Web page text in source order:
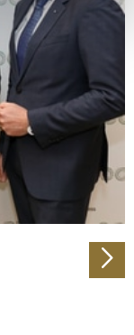
identifizieren
Daten
im
zu
anbieten
zu
zu Ihrer
für
mit
bereitgestellt